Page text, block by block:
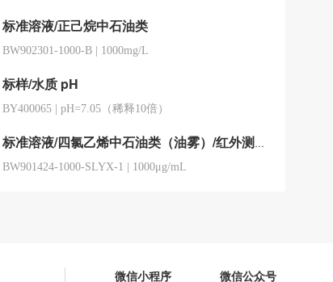
标准溶液/正己烷中石油类
BW902301-1000-B 1000mg/L
标样/水质 pH
BY400065 pH=7.05（稀释10倍）
标准溶液/四氯乙烯中石油类（油雾）/红外测油仪用
BW901424-1000-SLYX-1 1000μg/mL
微信小程序 微信公众号